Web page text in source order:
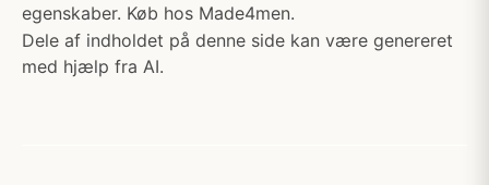
egenskaber. Køb hos Made4men.
Dele af indholdet på denne side kan være genereret
med hjælp fra AI.